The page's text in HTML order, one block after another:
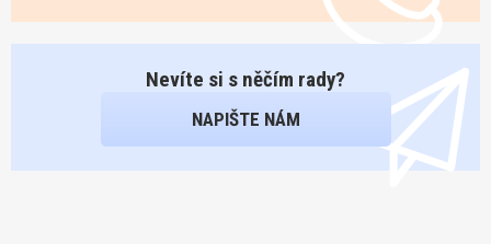
Nevíte si s něčím rady?
NAPIŠTE NÁM